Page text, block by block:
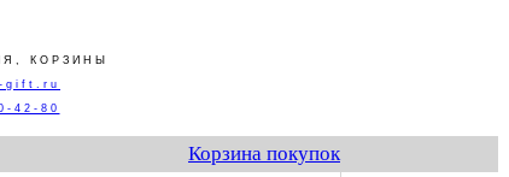
КОРЗИНЫ
gift.ru
42-80
Корзина покупок